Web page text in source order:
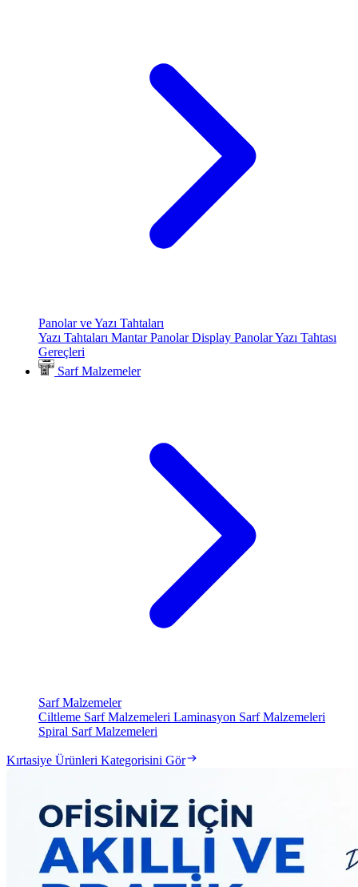
Panolar ve Yazı Tahtaları
Yazı Tahtaları Mantar PanolarDisplay PanolarYazı Tahtası
Gereçleri
Sarf Malzemeler
Sarf Malzemeler
Ciltleme Sarf Malzemeleri Laminasyon Sarf Malzemeleri
Spiral Sarf Malzemeleri
Kırtasiye Ürünleri Kategorisini Gör